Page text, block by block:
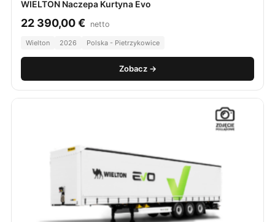
WIELTON Naczepa Kurtyna Evo
22 390,00€ netto
Wielton 2026 Polska - Pietrzykowice
Zobacz →